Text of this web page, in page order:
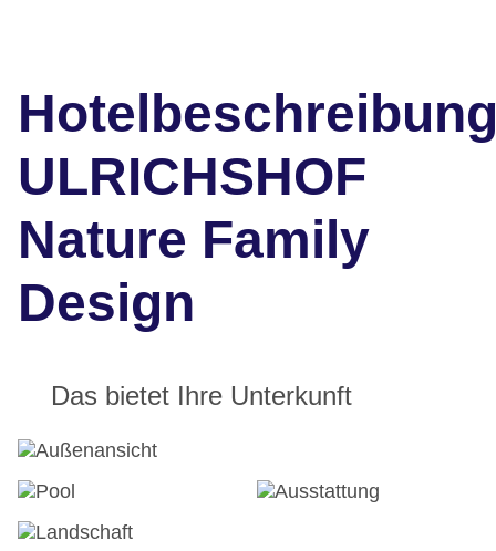
ULRICHSHOF
Nature Family
Design
Das bietet Ihre Unterkunft